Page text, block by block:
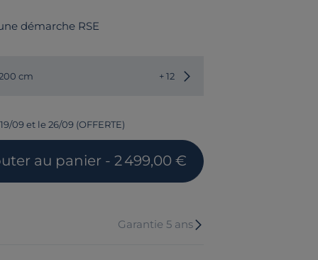
démarche RSE
cm + 12 Choisir une autre dimension
09 et le 26/09 (OFFERTE)
au panier - 2 499,00 €
Garantie 5 ans